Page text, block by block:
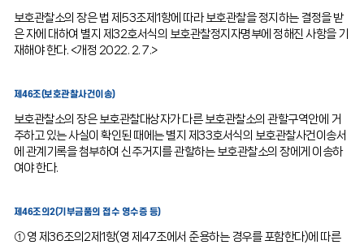
보호관찰소의 장은 법 제53조제1항에 따라 보호관찰을 정지하는 결정을 받
은 자에 대하여 별지 제32호서식의 보호관찰정지자명부에 정해진 사항을 기
재해야 한다. <개정 2022. 2. 7.>
제46조(보호관찰사건이송)
보호관찰소의 장은 보호관찰대상자가 다른 보호관찰소의 관할구역안에 거
주하고 있는 사실이 확인된 때에는 별지 제33호서식의 보호관찰사건이송서
에 관계기록을 첨부하여 신주거지를 관할하는 보호관찰소의 장에게 이송하
여야 한다.
제46조의2(기부금품의 접수 영수증 등)
① 영 제36조의2제1항(영 제47조에서 준용하는 경우를 포함한다)에 따른